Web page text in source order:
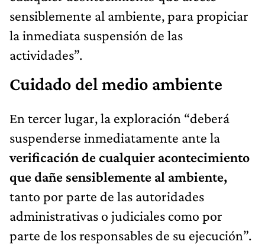
sensiblemente al ambiente, para propiciar
la inmediata suspensión de las
actividades”.
Cuidado del medio ambiente
En tercer lugar, la exploración “deberá
suspenderse inmediatamente ante la
verificación de cualquier acontecimiento
que dañe sensiblemente al ambiente,
tanto por parte de las autoridades
administrativas o judiciales como por
parte de los responsables de su ejecución”.